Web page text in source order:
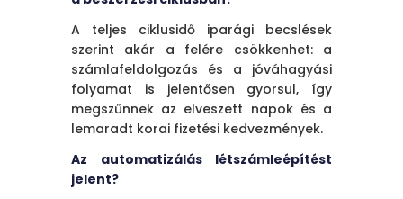
A teljes ciklusidő iparági becslések
szerint akár a felére csökkenhet: a
számlafeldolgozás és a jóváhagyási
folyamat is jelentősen gyorsul, így
megszűnnek az elveszett napok és a
lemaradt korai fizetési kedvezmények.
Az automatizálás létszámleépítést
jelent?